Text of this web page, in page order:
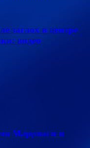
заглох в центре
видео
Марриаги и